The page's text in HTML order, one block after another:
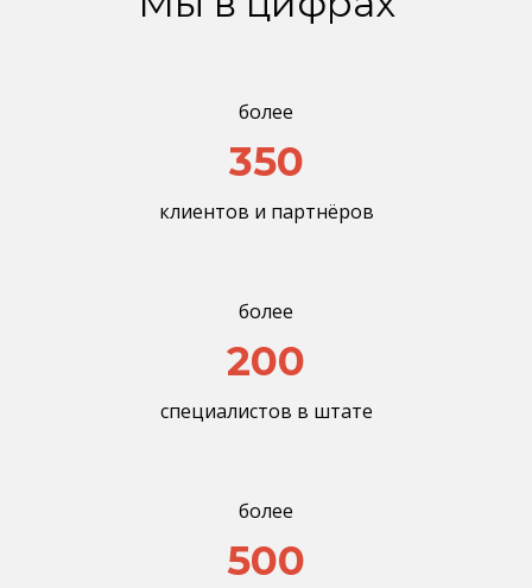
более
350
клиентов и партнёров
более
200
специалистов в штате
более
500